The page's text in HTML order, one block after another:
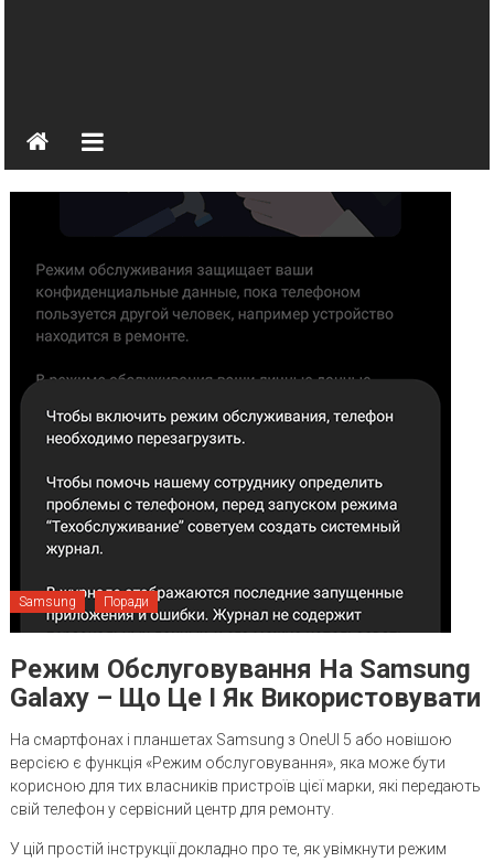
Samsung Поради
Режим Обслуговування На Samsung
Galaxy – Що Це І Як Використовувати
На смартфонах і планшетах Samsung з OneUI 5 або новішою
версією є функція «Режим обслуговування», яка може бути
корисною для тих власників пристроїв цієї марки, які передають
свій телефон у сервісний центр для ремонту.
У цій простій інструкції докладно про те, як увімкнути режим